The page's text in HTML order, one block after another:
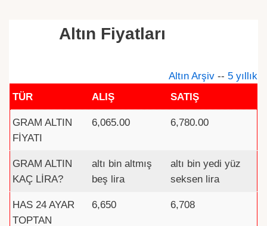
Altın Fiyatları
Altın Arşiv -- 5 yıllık
TÜR
ALIŞ SATIŞ
GRAM ALTIN
FİYATI
6,065.00 6,780.00
GRAM ALTIN
KAÇ LİRA?
altı bin altmış
beş lira
altı bin yedi yüz
seksen lira
HAS 24 AYAR
TOPTAN
6,650 6,708